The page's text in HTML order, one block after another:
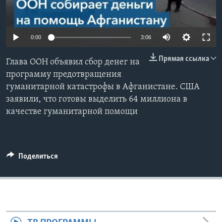
Learning English
Языки
0:00 3:06
Прямая ссылка
Глава ООН объявил сбор денег на
программу предотвращения
гуманитарной катастрофы в Афганистане. США
заявили, что готовы выделить 64 миллиона в
качестве гуманитарной помощи
Поделиться